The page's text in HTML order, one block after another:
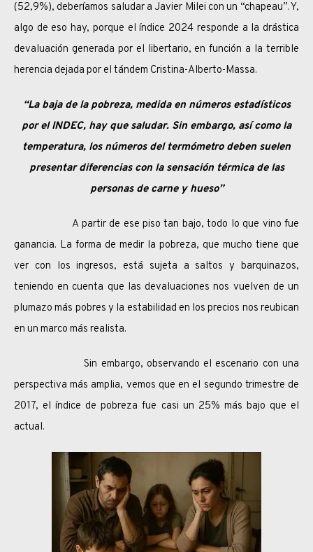
(52,9%), deberíamos saludar a Javier Milei con un “chapeau”. Y,
algo de eso hay, porque el índice 2024 responde a la drástica
devaluación generada por el libertario, en función a la terrible
herencia dejada por el tándem Cristina-Alberto-Massa.
“La baja de la pobreza, medida en números estadísticos
por el INDEC, hay que saludar. Sin embargo, así como la
temperatura, los números del termómetro deben suelen
presentar diferencias con la sensación térmica de las
personas de carne y hueso”
A partir de ese piso tan bajo, todo lo que vino fue
ganancia. La forma de medir la pobreza, que mucho tiene que
ver con los ingresos, está sujeta a saltos y barquinazos,
teniendo en cuenta que las devaluaciones nos vuelven de un
plumazo más pobres y la estabilidad en los precios nos reubican
en un marco más realista.
Sin embargo, observando el escenario con una
perspectiva más amplia, vemos que en el segundo trimestre de
2017, el índice de pobreza fue casi un 25% más bajo que el
actual.